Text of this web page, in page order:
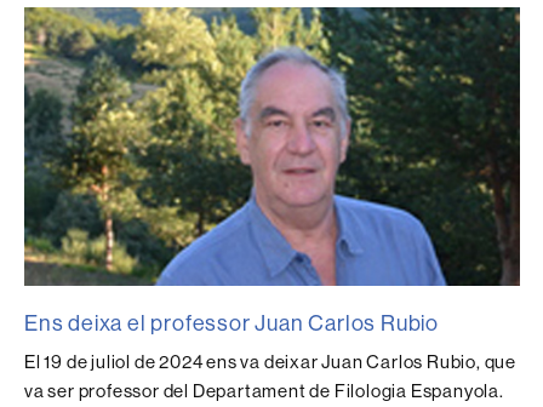
Ens deixa el professor Juan Carlos Rubio
El 19 de juliol de 2024 ens va deixar Juan Carlos Rubio, que
va ser professor del Departament de Filologia Espanyola.